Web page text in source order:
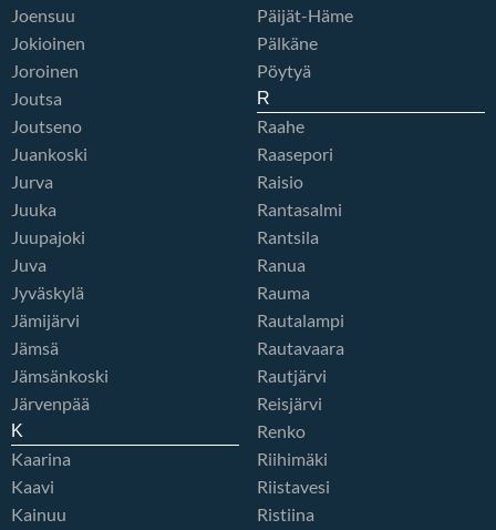
Joensuu
Jokioinen
Joroinen
Joutsa
Joutseno
Juankoski
Jurva
Juuka
Juupajoki
Juva
Jyväskylä
Jämijärvi
Jämsä
Jämsänkoski
Järvenpää
K
Kaarina
Kaavi
Kainuu
Päijät-Häme
Pälkäne
Pöytyä
R
Raahe
Raasepori
Raisio
Rantasalmi
Rantsila
Ranua
Rauma
Rautalampi
Rautavaara
Rautjärvi
Reisjärvi
Renko
Riihimäki
Riistavesi
Ristiina